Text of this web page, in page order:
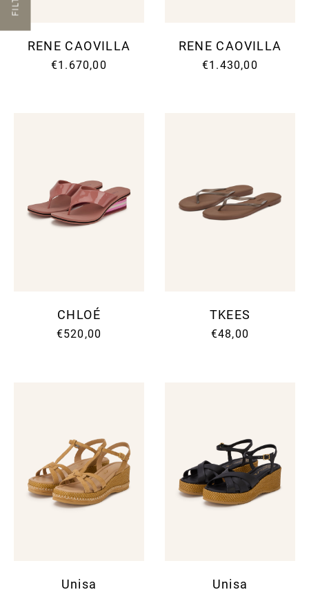
RENE CAOVILLA
€1.670,00
RENE CAOVILLA
€1.430,00
CHLOÉ
€520,00
TKEES
€48,00
Unisa Unisa